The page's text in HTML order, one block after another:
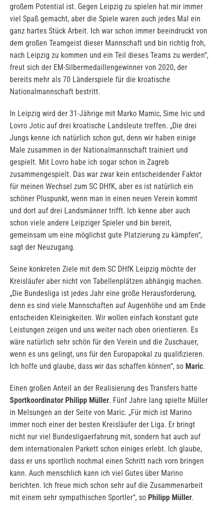
großem Potential ist. Gegen Leipzig zu spielen hat mir immer
viel Spaß gemacht, aber die Spiele waren auch jedes Mal ein
ganz hartes Stück Arbeit. Ich war schon immer beeindruckt von
dem großen Teamgeist dieser Mannschaft und bin richtig froh,
nach Leipzig zu kommen und ein Teil dieses Teams zu werden“,
freut sich der EM-Silbermedaillengewinner von 2020, der
bereits mehr als 70 Länderspiele für die kroatische
Nationalmannschaft bestritt.
In Leipzig wird der 31-Jährige mit Marko Mamic, Sime Ivic und
Lovro Jotic auf drei kroatische Landsleute treffen. „Die drei
Jungs kenne ich natürlich schon gut, denn wir haben einige
Male zusammen in der Nationalmannschaft trainiert und
gespielt. Mit Lovro habe ich sogar schon in Zagreb
zusammengespielt. Das war zwar kein entscheidender Faktor
für meinen Wechsel zum SC DHfK, aber es ist natürlich ein
schöner Pluspunkt, wenn man in einen neuen Verein kommt
und dort auf drei Landsmänner trifft. Ich kenne aber auch
schon viele andere Leipziger Spieler und bin bereit,
gemeinsam um eine möglichst gute Platzierung zu kämpfen“,
sagt der Neuzugang.
Seine konkreten Ziele mit dem SC DHfK Leipzig möchte der
Kreisläufer aber nicht von Tabellenplätzen abhängig machen.
„Die Bundesliga ist jedes Jahr eine große Herausforderung,
denn es sind viele Mannschaften auf Augenhöhe und am Ende
entscheiden Kleinigkeiten. Wir wollen einfach konstant gute
Leistungen zeigen und uns weiter nach oben orientieren. Es
wäre natürlich sehr schön für den Verein und die Zuschauer,
wenn es uns gelingt, uns für den Europapokal zu qualifizieren.
Ich hoffe und glaube, dass wir das schaffen können“, so Maric.
Einen großen Anteil an der Realisierung des Transfers hatte
Sportkoordinator Philipp Müller. Fünf Jahre lang spielte Müller
in Melsungen an der Seite von Maric. „Für mich ist Marino
immer noch einer der besten Kreisläufer der Liga. Er bringt
nicht nur viel Bundesligaerfahrung mit, sondern hat auch auf
dem internationalen Parkett schon einiges erlebt. Ich glaube,
dass er uns sportlich nochmal einen Schritt nach vorn bringen
kann. Auch menschlich kann ich viel Gutes über Marino
berichten. Ich freue mich schon sehr auf die Zusammenarbeit
mit einem sehr sympathischen Sportler“, so Philipp Müller.